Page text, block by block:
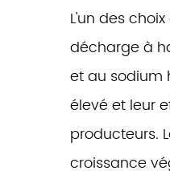
L'un des
décharge à
et au sodium
élevé et leur
producteurs.
croissance